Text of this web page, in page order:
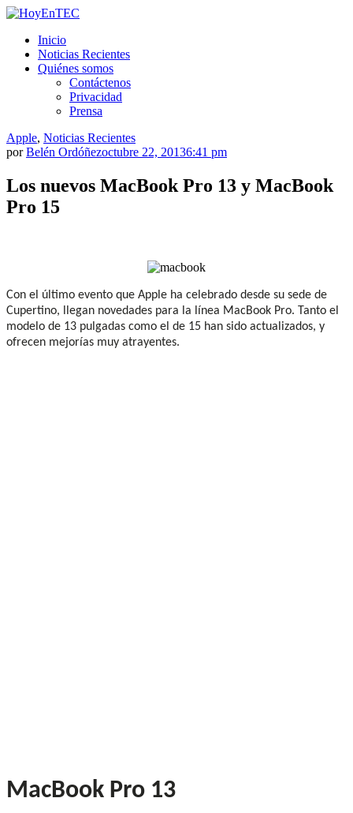
Saltar
contenido.
Inicio
Noticias Recientes
Quiénes somos
Contáctenos
Privacidad
Prensa
Apple, Noticias Recientes
porBelén Ordóñezoctubre 22, 20136:41 pm
Los nuevos MacBook Pro 13 y MacBook
Pro 15
Con el último evento que Apple ha celebrado desde su sede de
Cupertino, llegan novedades para la línea MacBook Pro. Tanto el
modelo de 13 pulgadas como el de 15 han sido actualizados, y
ofrecen mejorías muy atrayentes.
MacBook Pro 13